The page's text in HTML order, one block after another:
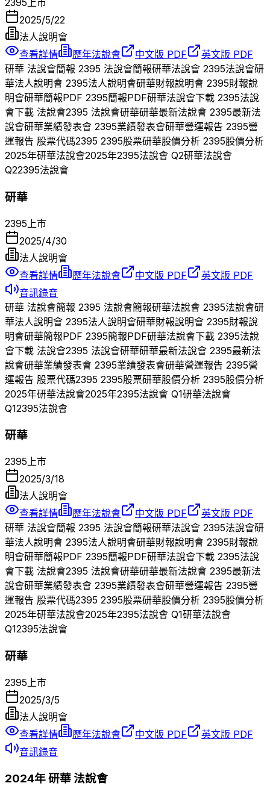
2395上市
2025/5/22
法人說明會
查看詳情
歷年法說會 中文版 PDF
英文版 PDF
研華 法說會簡報 2395 法說會簡報研華法說會 2395法說會研
華法人說明會 2395法人說明會研華財報說明會 2395財報說
明會研華簡報PDF 2395簡報PDF研華法說會下載 2395法說
會下載 法說會2395 法說會研華研華最新法說會 2395最新法
說會研華業績發表會 2395業績發表會研華營運報告 2395營
運報告 股票代碼2395 2395股票研華股價分析 2395股價分析
2025年研華法說會2025年2395法說會 Q2研華法說會
Q22395法說會
研華
2395 上市
2025/4/30
法人說明會
查看詳情
歷年法說會 中文版 PDF
英文版 PDF
音訊錄音
研華 法說會簡報 2395 法說會簡報研華法說會 2395法說會研
華法人說明會 2395法人說明會研華財報說明會 2395財報說
明會研華簡報PDF 2395簡報PDF研華法說會下載 2395法說
會下載 法說會2395 法說會研華研華最新法說會 2395最新法
說會研華業績發表會 2395業績發表會研華營運報告 2395營
運報告 股票代碼2395 2395股票研華股價分析 2395股價分析
2025年研華法說會2025年2395法說會 Q1研華法說會
Q12395法說會
研華
2395上市
2025/3/18
法人說明會
查看詳情
歷年法說會 中文版 PDF
英文版 PDF
研華 法說會簡報 2395 法說會簡報研華法說會 2395法說會研
華法人說明會 2395法人說明會研華財報說明會 2395財報說
明會研華簡報PDF 2395簡報PDF研華法說會下載 2395法說
會下載 法說會2395 法說會研華研華最新法說會 2395最新法
說會研華業績發表會 2395業績發表會研華營運報告 2395營
運報告 股票代碼2395 2395股票研華股價分析 2395股價分析
2025年研華法說會2025年2395法說會 Q1研華法說會
Q12395法說會
研華
2395 上市
2025/3/5
法人說明會
查看詳情
歷年法說會 中文版 PDF
英文版 PDF
音訊錄音
2024年研華法說會